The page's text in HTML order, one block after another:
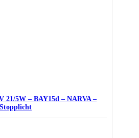
21/5W – BAY15d – NARVA –